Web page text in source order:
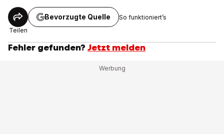
Teilen
Bevorzugte Quelle So funktioniert’s
Fehler gefunden? Jetzt melden